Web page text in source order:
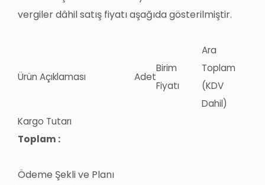
vergiler dâhil satış fiyatı aşağıda gösterilmiştir.
Ürün Açıklaması Adet
Birim
Fiyatı
Ara
Toplam
(KDV
Dahil)
Kargo Tutarı
Toplam :
Ödeme Şekli ve Planı